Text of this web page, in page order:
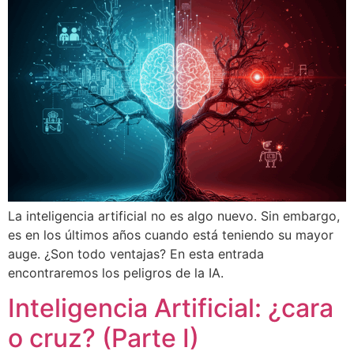
La inteligencia artificial no es algo nuevo. Sin embargo,
es en los últimos años cuando está teniendo su mayor
auge. ¿Son todo ventajas? En esta entrada
encontraremos los peligros de la IA.
Inteligencia Artificial: ¿cara
o cruz? (Parte I)